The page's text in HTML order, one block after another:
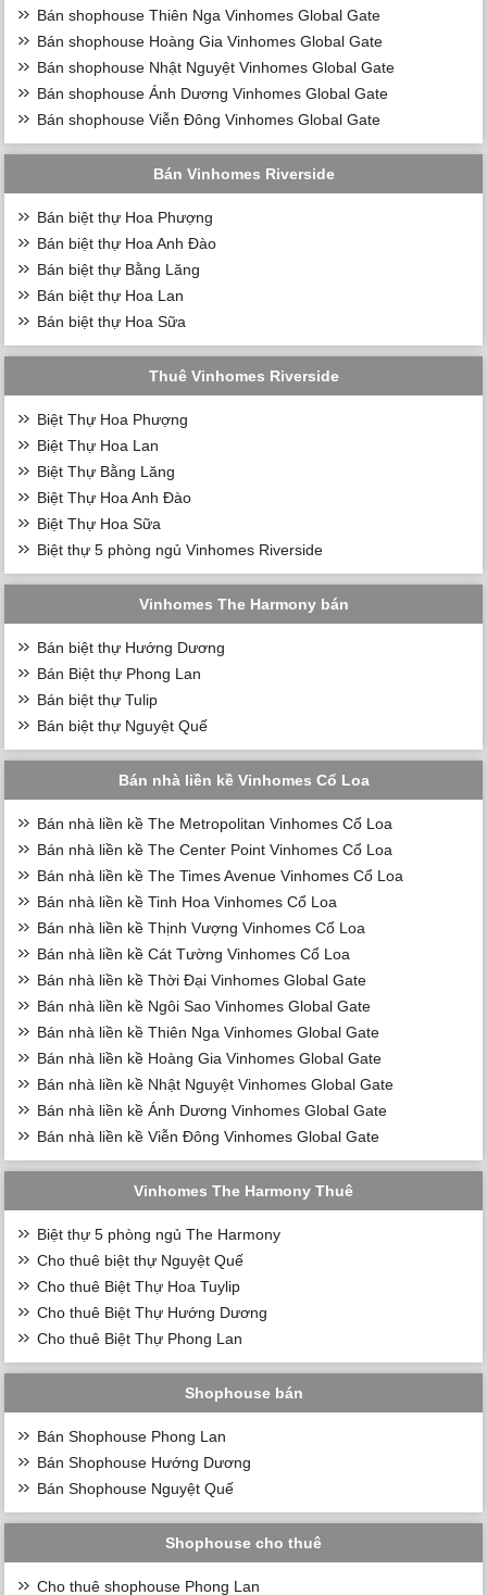
Bán shophouse Thiên Nga Vinhomes Global Gate
Bán shophouse Hoàng Gia Vinhomes Global Gate
Bán shophouse Nhật Nguyệt Vinhomes Global Gate
Bán shophouse Ánh Dương Vinhomes Global Gate
Bán shophouse Viễn Đông Vinhomes Global Gate
Bán Vinhomes Riverside
Bán biệt thự Hoa Phượng
Bán biệt thự Hoa Anh Đào
Bán biệt thự Bằng Lăng
Bán biệt thự Hoa Lan
Bán biệt thự Hoa Sữa
Thuê Vinhomes Riverside
Biệt Thự Hoa Phượng
Biệt Thự Hoa Lan
Biệt Thự Bằng Lăng
Biệt Thự Hoa Anh Đào
Biệt Thự Hoa Sữa
Biệt thự 5 phòng ngủ Vinhomes Riverside
Vinhomes The Harmony bán
Bán biệt thự Hướng Dương
Bán Biệt thự Phong Lan
Bán biệt thự Tulip
Bán biệt thự Nguyệt Quế
Bán nhà liền kề Vinhomes Cổ Loa
Bán nhà liền kề The Metropolitan Vinhomes Cổ Loa
Bán nhà liền kề The Center Point Vinhomes Cổ Loa
Bán nhà liền kề The Times Avenue Vinhomes Cổ Loa
Bán nhà liền kề Tinh Hoa Vinhomes Cổ Loa
Bán nhà liền kề Thịnh Vượng Vinhomes Cổ Loa
Bán nhà liền kề Cát Tường Vinhomes Cổ Loa
Bán nhà liền kề Thời Đại Vinhomes Global Gate
Bán nhà liền kề Ngôi Sao Vinhomes Global Gate
Bán nhà liền kề Thiên Nga Vinhomes Global Gate
Bán nhà liền kề Hoàng Gia Vinhomes Global Gate
Bán nhà liền kề Nhật Nguyệt Vinhomes Global Gate
Bán nhà liền kề Ánh Dương Vinhomes Global Gate
Bán nhà liền kề Viễn Đông Vinhomes Global Gate
Vinhomes The Harmony Thuê
Biệt thự 5 phòng ngủ The Harmony
Cho thuê biệt thự Nguyệt Quế
Cho thuê Biệt Thự Hoa Tuylip
Cho thuê Biệt Thự Hướng Dương
Cho thuê Biệt Thự Phong Lan
Shophouse bán
Bán Shophouse Phong Lan
Bán Shophouse Hướng Dương
Bán Shophouse Nguyệt Quế
Shophouse cho thuê
Cho thuê shophouse Phong Lan